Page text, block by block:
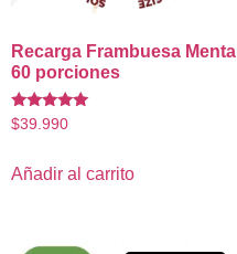
Recarga Frambuesa Menta
60 porciones
Valorado
con
de 5
$39.990
Añadir al carrito